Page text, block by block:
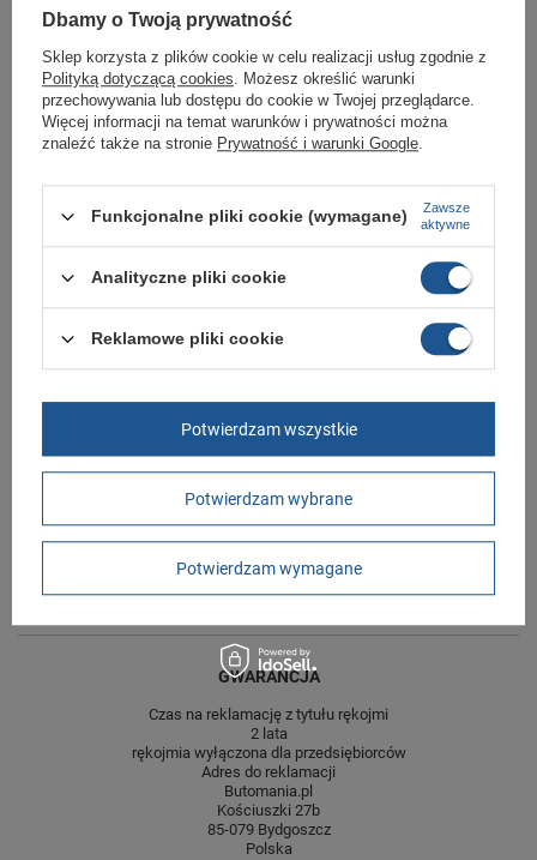
Sklep Butomania.pl to największy wybór obuwia sportowego dla całej
Twojej rodziny.
Kupując w naszym sklepie internetowym masz gwarancję, że towar jest
oryginalny i pochodzi z oficjalnej sieci dystrybucyjnej.
W ciągu 30 dni możesz dokonać zwrotu bądź wymiany towaru bez
podania przyczyny.
Marka Timberland
Kolor
Materiał zewnętrzny skóra ekologiczna
Zapięcie sznurowane
Długość towaru w
Więcej
30
Szerokość towaru w
20
GWARANCJA
Czas na reklamację z tytułu rękojmi
2 lata
rękojmia wyłączona dla przedsiębiorców
Adres do reklamacji
Butomania.pl
Kościuszki 27b
85-079 Bydgoszcz
Polska
Dbamy o Twoją prywatność
Sklep korzysta z plików cookie w celu realizacji usług zgodnie z
Polityką dotyczącą cookies. Możesz określić warunki
przechowywania lub dostępu do cookie w Twojej przeglądarce.
Więcej informacji na temat warunków i prywatności można
znaleźć także na stronie Prywatność i warunki Google.
Funkcjonalne pliki cookie (wymagane)
Zawsze
aktywne
Analityczne pliki cookie
Reklamowe pliki cookie
Potwierdzam wybrane
Potwierdzam wymagane
Potwierdzam wszystkie